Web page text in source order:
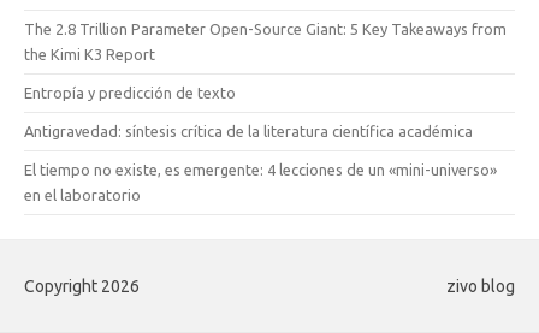
The 2.8 Trillion Parameter Open-Source Giant: 5 Key Takeaways from
the Kimi K3 Report
Entropía y predicción de texto
Antigravedad: síntesis crítica de la literatura científica académica
El tiempo no existe, es emergente: 4 lecciones de un «mini-universo»
en el laboratorio
Copyright 2026 zivo blog